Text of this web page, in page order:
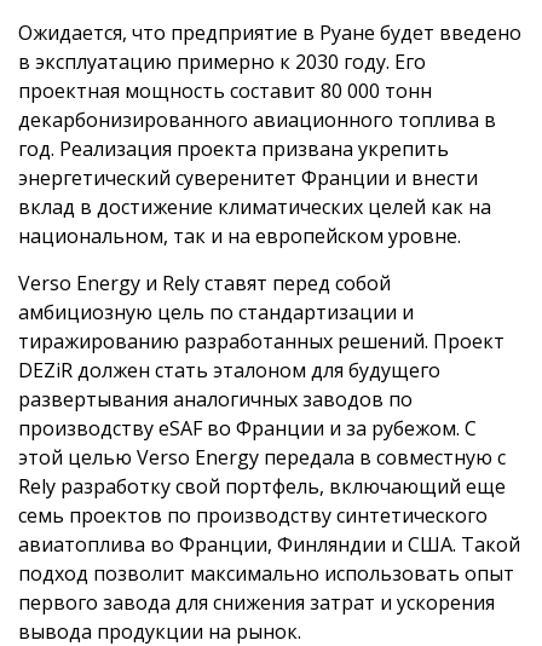
Ожидается, что предприятие в Руане будет введено
в эксплуатацию примерно к 2030 году. Его
проектная мощность составит 80 000 тонн
декарбонизированного авиационного топлива в
год. Реализация проекта призвана укрепить
энергетический суверенитет Франции и внести
вклад в достижение климатических целей как на
национальном, так и на европейском уровне.
Verso Energy и Rely ставят перед собой
амбициозную цель по стандартизации и
тиражированию разработанных решений. Проект
DEZiR должен стать эталоном для будущего
развертывания аналогичных заводов по
производству eSAF во Франции и за рубежом. С
этой целью Verso Energy передала в совместную с
Rely разработку свой портфель, включающий еще
семь проектов по производству синтетического
авиатоплива во Франции, Финляндии и США. Такой
подход позволит максимально использовать опыт
первого завода для снижения затрат и ускорения
вывода продукции на рынок.